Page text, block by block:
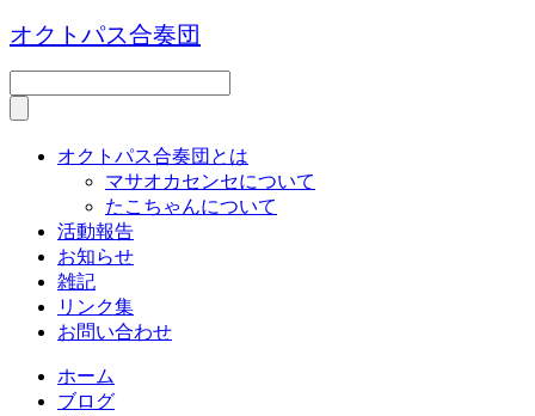
オクトパス合奏団
オクトパス合奏団とは
マサオカセンセについて
たこちゃんについて
活動報告
お知らせ
雑記
リンク集
お問い合わせ
ホーム
ブログ